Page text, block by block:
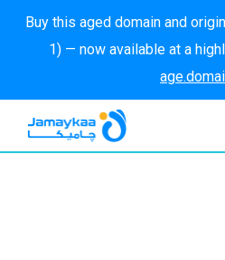
Buy this aged domain and
1) — now available at a